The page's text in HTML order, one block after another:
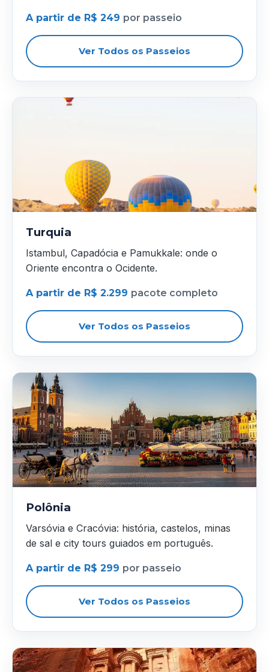
A partir de R$ 249 por passeio
Ver Todos os Passeios
Turquia
Istambul, Capadócia e Pamukkale: onde o
Oriente encontra o Ocidente.
A partir de R$ 2.299 pacote completo
Ver Todos os Passeios
Polônia
Varsóvia e Cracóvia: história, castelos, minas
de sal e city tours guiados em português.
A partir de R$ 299 por passeio
Ver Todos os Passeios